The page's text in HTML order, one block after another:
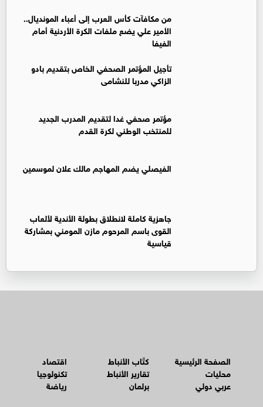
من مكافآت كأس العرب إلى أعباء المونديال..
الأمير علي يضع ملفات الكرة الأردنية أمام
الفيفا
تأجيل المؤتمر الصحفي الخاص بتقديم بادو
الزاكي مدربا للنشامى
مؤتمر صحفي غدا لتقديم المدرب الجديد
للمنتخب الوطني لكرة القدم
الفيصلي يضم المهاجم مالك علان لموسمين
جاهزية كاملة لانطلاق بطولة الأندية لألعاب
القوى باسم المرحوم مازن المومني بمشاركة
قياسية
الصفحة الرئيسية
محليات
عربي دولي
كتّاب الأنباط
تقارير الأنباط
برلمان
اقتصاد
تكنولوجيا
رياضة